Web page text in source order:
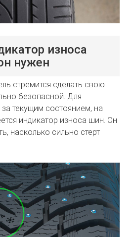
износа
нужен
стремится сделать свою
безопасной. Для
текущим состоянием, на
индикатор износа шин. Он
насколько сильно стерт